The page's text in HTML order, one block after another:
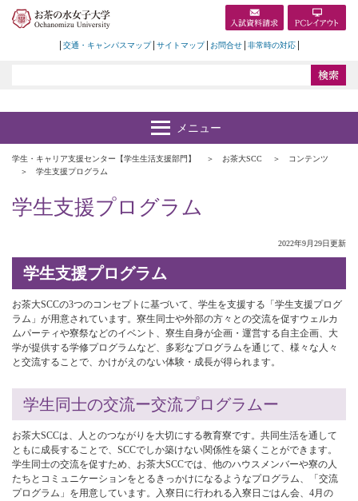
交通・キャンパスマップ サイトマップ お問合せ 非常時の対応
学生・キャリア支援センター【学生生活支援部門】 お茶大SCC
コンテンツ
学生支援プログラム
学生支援プログラム
2022年9月29日更新
学生支援プログラム
お茶大SCCの3つのコンセプトに基づいて、学生を支援する「学生支援プログ
ラム」が用意されています。寮生同士や外部の方々との交流を促すウェルカ
ムパーティや寮祭などのイベント、寮生自身が企画・運営する自主企画、大
学が提供する学修プログラムなど、多彩なプログラムを通じて、様々な人々
と交流することで、かけがえのない体験・成長が得られます。
学生同士の交流ー交流プログラムー
お茶大SCCは、人とのつながりを大切にする教育寮です。共同生活を通して
ともに成長することで、SCCでしか築けない関係性を築くことができます。
学生同士の交流を促すため、お茶大SCCでは、他のハウスメンバーや寮の人
たちとコミュニケーションをとるきっかけになるようなプログラム、「交流
プログラム」を用意しています。入寮日に行われる入寮日ごはん会、4月の